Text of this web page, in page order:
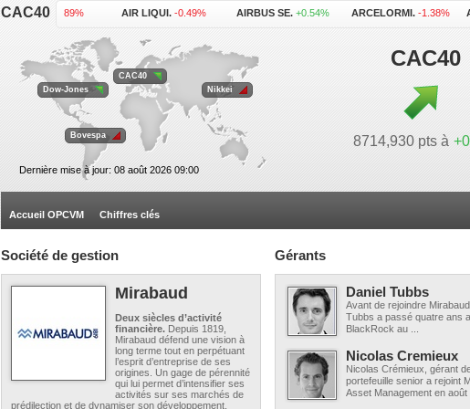
CAC40
ACCOR . -0.89% AIR LIQUI. -0.49% AIRBUS SE. +0.54% ARCELORMI. -1.38%
VEOLIA EN. +0.34% VINCI . -0.99%
Dernière mise à jour: 08 août 2026 09:00
Bovespa
CAC40
Dow-Jones
Nikkei
CAC40
8714,930 pts à
Accueil OPCVM Chiffres clés
Société de gestion
Mirabaud
Deux siècles d’activité
financière. Depuis 1819,
Mirabaud défend une vision à
long terme tout en perpétuant
l’esprit d’entreprise de ses
origines. Un gage de pérennité
qui lui permet d’intensifier ses
activités sur ses marchés de
prédilection et de dynamiser son développement.
Gérants
Daniel Tubbs
Avant de rejoindre
Tubbs a passé quatre ans
BlackRock au ...
Nicolas Cremieux
Nicolas Crémieux, gérant
portefeuille senior a rejoint
Asset Management en août